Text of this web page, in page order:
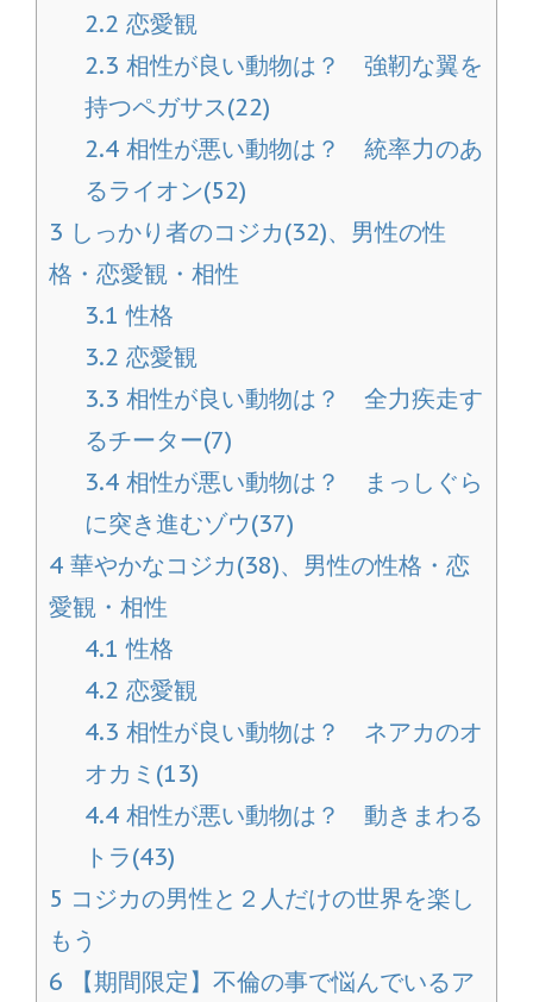
2.2 恋愛観
2.3 相性が良い動物は？ 強靭な翼を
持つペガサス(22)
2.4 相性が悪い動物は？ 統率力のあ
るライオン(52)
3 しっかり者のコジカ(32)、男性の性
格・恋愛観・相性
3.1 性格
3.2 恋愛観
3.3 相性が良い動物は？ 全力疾走す
るチーター(7)
3.4 相性が悪い動物は？ まっしぐら
に突き進むゾウ(37)
4 華やかなコジカ(38)、男性の性格・恋
愛観・相性
4.1 性格
4.2 恋愛観
4.3 相性が良い動物は？ ネアカのオ
オカミ(13)
4.4 相性が悪い動物は？ 動きまわる
トラ(43)
5 コジカの男性と２人だけの世界を楽し
もう
6 【期間限定】不倫の事で悩んでいるア